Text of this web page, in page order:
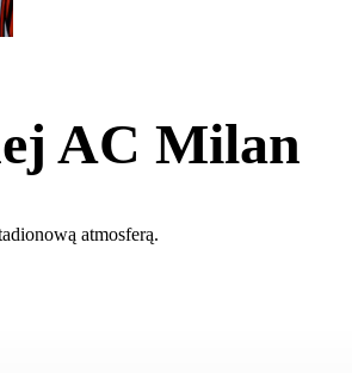
AC Milan
atmosferą.